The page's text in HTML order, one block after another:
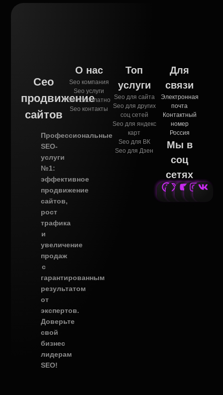
Сео
продвижение
сайтов
Профессиональные
SEO-
услуги
№1:
эффективное
продвижение
сайтов,
рост
трафика
и
увеличение
продаж
с
гарантированным
результатом
от
экспертов.
Доверьте
свой
бизнес
лидерам
SEO!
О нас
Seo компания
Seo услуги
Seo бесплатно
Seo контакты
Топ
услуги
Seo для сайта
Seo для других
соц сетей
Seo для яндекс
карт
Seo для ВК
Seo для Дзен
Для
связи
Электронная
почта
Контактный
номер
Россия
Мы в
соц
сетях